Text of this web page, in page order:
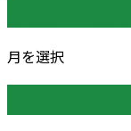
月を選択